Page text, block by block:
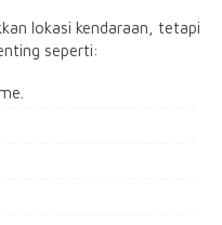
lokasi kendaraan, tetapi
seperti: